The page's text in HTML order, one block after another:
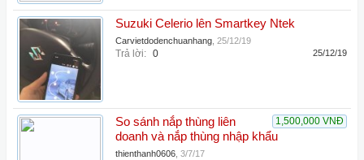
Suzuki Celerio lên Smartkey Ntek
Carvietdodenchuanhang 25/12/19
Trả lời: 0 25/12/19
1,500,000 VNĐ
So sánh nắp thùng liên
doanh và nắp thùng nhập khẩu
thienthanh0606 3/7/17